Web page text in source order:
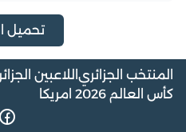
تحميل
المنتخب الجزائري اللاعبين
كأس العالم 2026 امريكا